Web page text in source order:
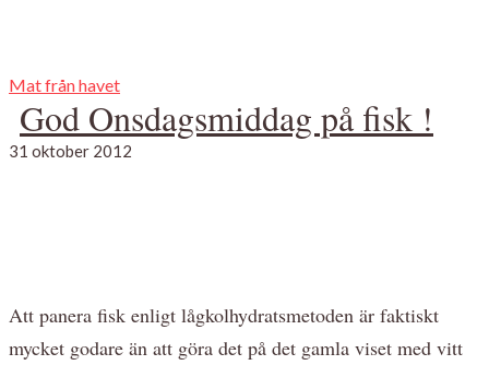
Mat från havet
God Onsdagsmiddag på fisk !
31 oktober 2012
Att panera fisk enligt lågkolhydratsmetoden är faktiskt
mycket godare än att göra det på det gamla viset med vitt